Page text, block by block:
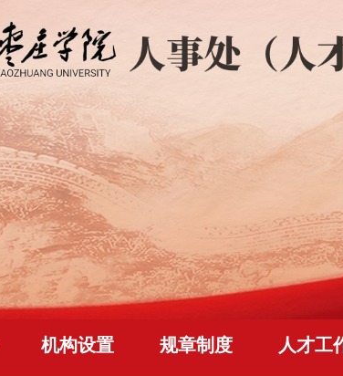
机构设置 规章制度 人才工